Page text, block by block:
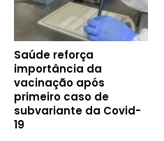
Saúde reforça
importância da
vacinação após
primeiro caso de
subvariante da Covid-
19